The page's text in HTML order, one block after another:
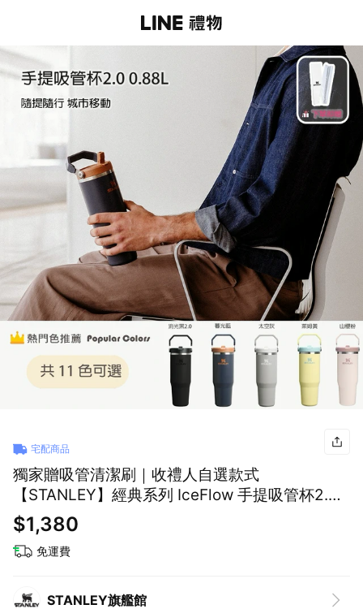
宅配商品
獨家贈吸管清潔刷｜收禮人自選款式
【STANLEY】經典系列 IceFlow 手提吸管杯2.0
0.88L / 基本色
$1,380
免運費
STANLEY旗艦館